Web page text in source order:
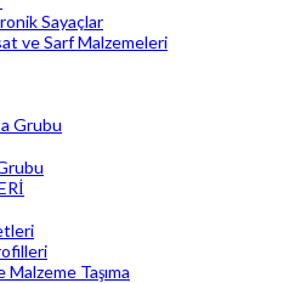
Sayaçlar
ve Sarf Malzemeleri
Grubu
Malzeme Taşıma